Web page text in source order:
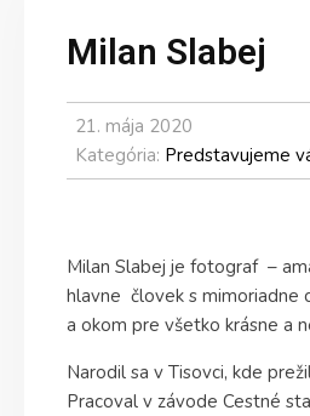
Milan Slabej
21. mája 2020
Kategória: Predstavujeme
Milan Slabej je fotograf –
hlavne človek s mimoriadne
a okom pre všetko krásne a
Narodil sa v Tisovci, kde
Pracoval v závode Cestné